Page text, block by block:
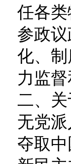
任各
参政
化、
力监督
二、
无党
夺取